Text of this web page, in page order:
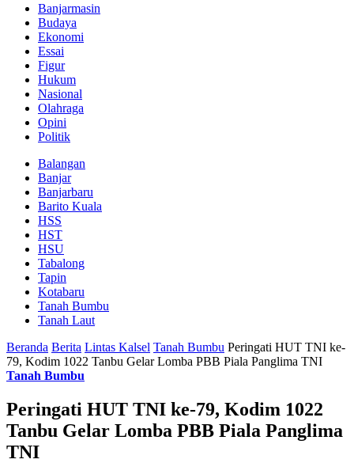
Banjarmasin
Budaya
Ekonomi
Essai
Figur
Hukum
Nasional
Olahraga
Opini
Politik
Balangan
Banjar
Banjarbaru
Barito Kuala
HSS
HST
HSU
Tabalong
Tapin
Kotabaru
Tanah Bumbu
Tanah Laut
Beranda Berita Lintas Kalsel Tanah Bumbu Peringati HUT TNI ke-
79, Kodim 1022 Tanbu Gelar Lomba PBB Piala Panglima TNI
Tanah Bumbu
Peringati HUT TNI ke-79, Kodim 1022
Tanbu Gelar Lomba PBB Piala Panglima
TNI